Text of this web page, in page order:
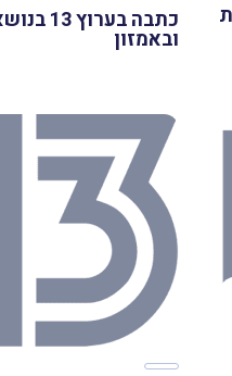
כתבה
ובאמזון